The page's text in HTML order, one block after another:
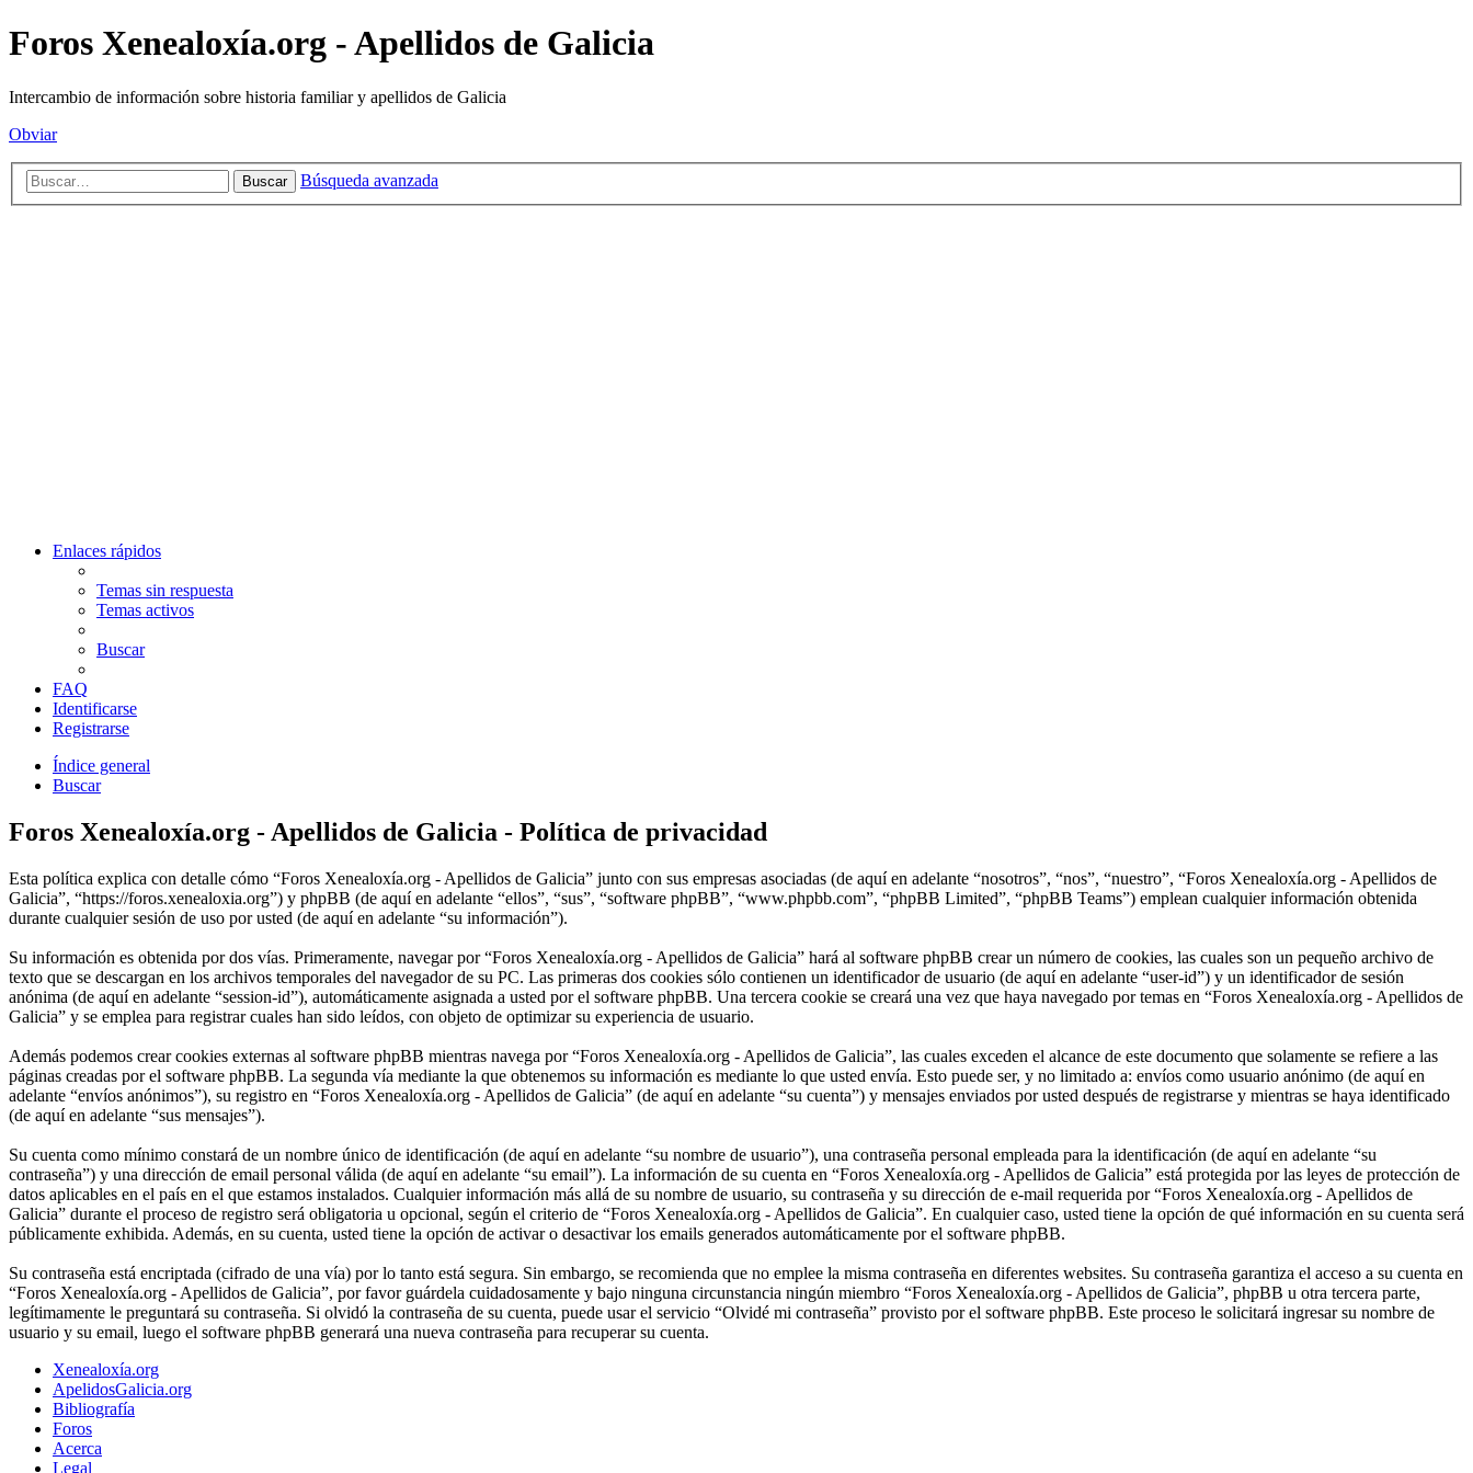
Foros Xenealoxía.org - Apellidos de Galicia
Intercambio de información sobre historia familiar y apellidos de Galicia
Obviar
Buscar Búsqueda avanzada
Enlaces rápidos
Temas sin respuesta
Temas activos
Buscar
FAQ
Identificarse
Registrarse
Índice general
Buscar
Foros Xenealoxía.org - Apellidos de Galicia - Política de privacidad
Esta política explica con detalle cómo “Foros Xenealoxía.org - Apellidos de Galicia” junto con sus empresas asociadas (de aquí en adelante “nosotros”, “nos”, “nuestro”, “Foros Xenealoxía.org - Apellidos de
Galicia”, “https://foros.xenealoxia.org”) y phpBB (de aquí en adelante “ellos”, “sus”, “software phpBB”, “www.phpbb.com”, “phpBB Limited”, “phpBB Teams”) emplean cualquier información obtenida
durante cualquier sesión de uso por usted (de aquí en adelante “su información”).
Su información es obtenida por dos vías. Primeramente, navegar por “Foros Xenealoxía.org - Apellidos de Galicia” hará al software phpBB crear un número de cookies, las cuales son un pequeño archivo de
texto que se descargan en los archivos temporales del navegador de su PC. Las primeras dos cookies sólo contienen un identificador de usuario (de aquí en adelante “user-id”) y un identificador de sesión
anónima (de aquí en adelante “session-id”), automáticamente asignada a usted por el software phpBB. Una tercera cookie se creará una vez que haya navegado por temas en “Foros Xenealoxía.org - Apellidos de
Galicia” y se emplea para registrar cuales han sido leídos, con objeto de optimizar su experiencia de usuario.
Además podemos crear cookies externas al software phpBB mientras navega por “Foros Xenealoxía.org - Apellidos de Galicia”, las cuales exceden el alcance de este documento que solamente se refiere a las
páginas creadas por el software phpBB. La segunda vía mediante la que obtenemos su información es mediante lo que usted envía. Esto puede ser, y no limitado a: envíos como usuario anónimo (de aquí en
adelante “envíos anónimos”), su registro en “Foros Xenealoxía.org - Apellidos de Galicia” (de aquí en adelante “su cuenta”) y mensajes enviados por usted después de registrarse y mientras se haya identificado
(de aquí en adelante “sus mensajes”).
Su cuenta como mínimo constará de un nombre único de identificación (de aquí en adelante “su nombre de usuario”), una contraseña personal empleada para la identificación (de aquí en adelante “su
contraseña”) y una dirección de email personal válida (de aquí en adelante “su email”). La información de su cuenta en “Foros Xenealoxía.org - Apellidos de Galicia” está protegida por las leyes de protección de
datos aplicables en el país en el que estamos instalados. Cualquier información más allá de su nombre de usuario, su contraseña y su dirección de e-mail requerida por “Foros Xenealoxía.org - Apellidos de
Galicia” durante el proceso de registro será obligatoria u opcional, según el criterio de “Foros Xenealoxía.org - Apellidos de Galicia”. En cualquier caso, usted tiene la opción de qué información en su cuenta será
públicamente exhibida. Además, en su cuenta, usted tiene la opción de activar o desactivar los emails generados automáticamente por el software phpBB.
Su contraseña está encriptada (cifrado de una vía) por lo tanto está segura. Sin embargo, se recomienda que no emplee la misma contraseña en diferentes websites. Su contraseña garantiza el acceso a su cuenta en
“Foros Xenealoxía.org - Apellidos de Galicia”, por favor guárdela cuidadosamente y bajo ninguna circunstancia ningún miembro “Foros Xenealoxía.org - Apellidos de Galicia”, phpBB u otra tercera parte,
legítimamente le preguntará su contraseña. Si olvidó la contraseña de su cuenta, puede usar el servicio “Olvidé mi contraseña” provisto por el software phpBB. Este proceso le solicitará ingresar su nombre de
usuario y su email, luego el software phpBB generará una nueva contraseña para recuperar su cuenta.
Xenealoxía.org
ApelidosGalicia.org
Bibliografía
Foros
Acerca
Legal